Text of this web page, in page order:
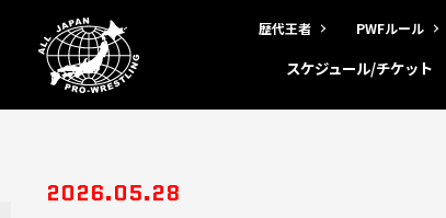
歴代王者 PWFルール
スケジュール/チケット
2026.05.28